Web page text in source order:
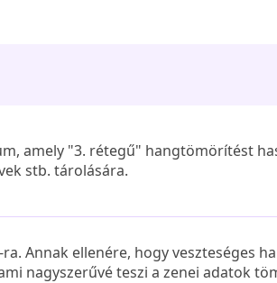
amely "3. rétegű" hangtömörítést
stb. tárolására.
Annak ellenére, hogy veszteséges
nagyszerűvé teszi a zenei adatok